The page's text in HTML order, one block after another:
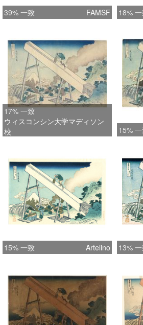
39% 一致 FAMSF 18%
17% 一致
ウィスコンシン大学マディソン
校
15%
15% 一致 Artelino 13%